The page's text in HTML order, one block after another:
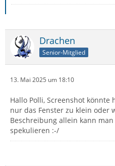
Drachen
Senior-Mitglied
13. Mai 2025 um 18:10
Hallo Polli, Screenshot
nur das Fenster zu klein oder
Beschreibung allein kann
spekulieren :-/